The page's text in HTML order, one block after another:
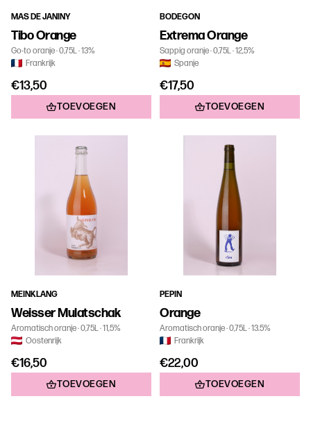
MAS DE JANINY
Tibo Orange
Go-to oranje 0,75L 13%
Frankrijk
€13,50
TOEVOEGEN
BODEGON
Extrema Orange
Sappig oranje 0,75L 12,5%
Spanje
€17,50
TOEVOEGEN
MEINKLANG
Weisser Mulatschak
Aromatisch oranje 0,75L 11,5%
Oostenrijk
€16,50
TOEVOEGEN
PEPIN
Orange
Aromatisch oranje 0,75L 13.5%
Frankrijk
€22,00
TOEVOEGEN